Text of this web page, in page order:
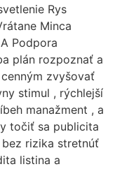
Rys
Minca
Podpora
plán rozpoznať a
zvyšovať
stimul , rýchlejší
manažment , a
točiť sa publicita
rizika stretnúť
listina a